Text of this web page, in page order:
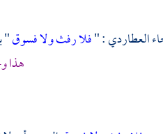
العطاردي: "فلا رفث ولا فسوق"
هذا